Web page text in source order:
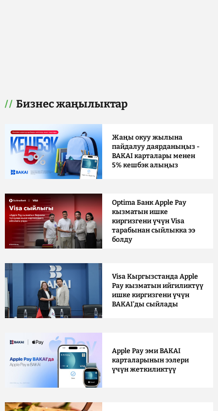
Бизнес жаңылыктар
Жаңы окуу жылына
пайдалуу даярданыңыз -
BAKAI карталары менен
5% кешбэк алыңыз
Optima Банк Apple Pay
кызматын ишке
киргизгени үчүн Visa
тарабынан сыйлыкка ээ
болду
Visa Кыргызстанда Apple
Pay кызматын ийгиликтүү
ишке киргизгени үчүн
BAKAI'ды сыйлады
Apple Pay эми BAKAI
карталарынын ээлери
үчүн жеткиликтүү